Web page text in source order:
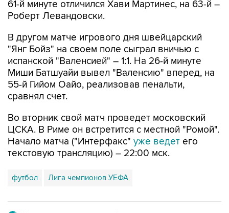
61-й минуте отличился Хави Мартинес, на 63-й –
Роберт Левандовски.
В другом матче игрового дня швейцарский
"Янг Бойз" на своем поле сыграл вничью с
испанской "Валенсией" – 1:1. На 26-й минуте
Миши Батшуайи вывел "Валенсию" вперед, на
55-й Гийом Оайо, реализовав пенальти,
сравнял счет.
Во вторник свой матч проведет московский
ЦСКА. В Риме он встретится с местной "Ромой".
Начало матча ("Интерфакс" уже ведет его
текстовую трансляцию) – 22:00 мск.
футбол Лига чемпионов УЕФА